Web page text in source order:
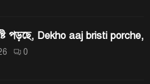
পড়ছে, Dekho aaj bristi porche,
0